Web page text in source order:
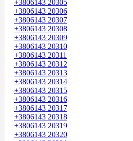
+3806143 20305
+3806143 20306
+3806143 20307
+3806143 20308
+3806143 20309
+3806143 20310
+3806143 20311
+3806143 20312
+3806143 20313
+3806143 20314
+3806143 20315
+3806143 20316
+3806143 20317
+3806143 20318
+3806143 20319
+3806143 20320